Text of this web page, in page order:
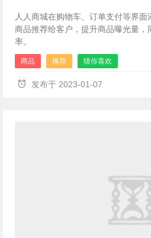
人人商城在购物车、订单支付等界
商品推荐给客户，提升商品曝光量
率。
商品 推荐 猜你喜欢
发布于 2023-01-07